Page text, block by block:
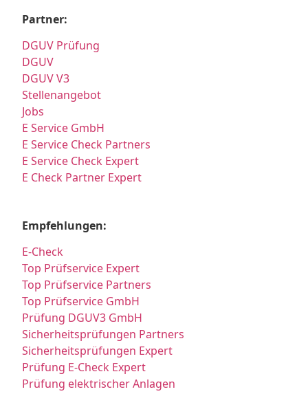
Partner:
DGUV Prüfung
DGUV
DGUV V3
Stellenangebot
Jobs
E Service GmbH
E Service Check Partners
E Service Check Expert
E Check Partner Expert
Empfehlungen:
E-Check
Top Prüfservice Expert
Top Prüfservice Partners
Top Prüfservice GmbH
Prüfung DGUV3 GmbH
Sicherheitsprüfungen Partners
Sicherheitsprüfungen Expert
Prüfung E-Check Expert
Prüfung elektrischer Anlagen